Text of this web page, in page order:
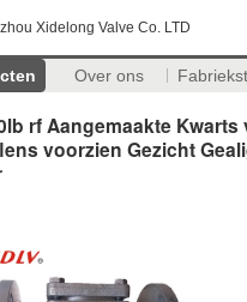
Xidelong Valve Co. LTD
Over ons
rf Aangemaakte Kwarts
voorzien Gezicht